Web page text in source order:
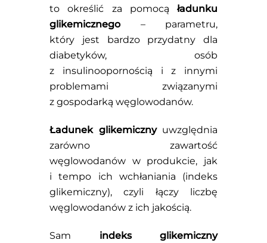
to określić za pomocąładunku
glikemicznego – parametru,
który jest bardzo przydatny dla
diabetyków, osób
z insulinoopornością i z innymi
problemami związanymi
z gospodarką węglowodanów.
Ładunek glikemicznyuwzględnia
zarówno zawartość
węglowodanów w produkcie, jak
i tempo ich wchłaniania (indeks
glikemiczny), czyli łączy liczbę
węglowodanów z ich jakością.
Sam indeks glikemiczny